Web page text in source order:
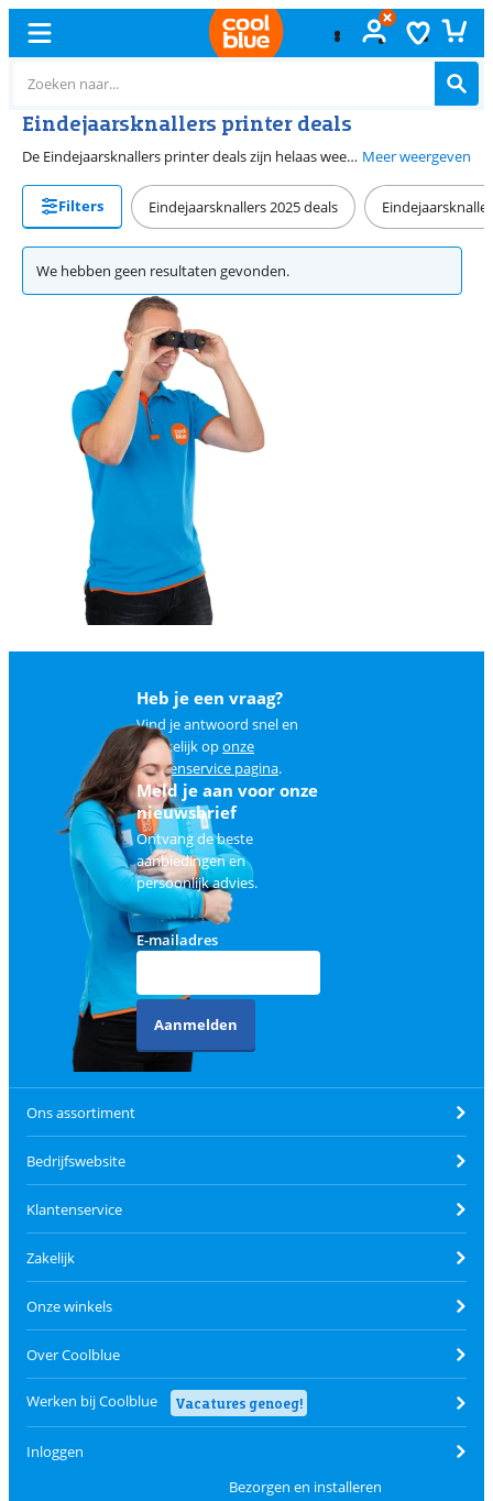
Eindejaarsknallers printer deals
De Eindejaarsknallers printer deals zijn helaas weer voorbij. Maar geen zorgen, bij Coolblue hebben we altijd scherpe prijzen op printers. Van all-in-one printers voor thuiswerk tot fotoprinters voor jouw mooiste herinneringen, bij ons vind je het hele jaar door aanbiedingen. Blijf onze actiepagina volgen voor de nieuwste deals. Meer weergeven
Filters Eindejaarsknallers 2025 deals
We hebben geen resultaten gevonden.
Heb je een vraag?
Vind je antwoord snel en
makkelijk oponze
klantenservice pagina.
Meld je aan voor onze
nieuwsbrief
Ontvang de beste
aanbiedingen en
persoonlijk advies.
E-mailadres
Aanmelden
Ons assortiment
Bedrijfswebsite
Klantenservice
Zakelijk
Onze winkels
Over Coolblue
Werken bij Coolblue Vacatures genoeg!
Inloggen
Bezorgen en installeren